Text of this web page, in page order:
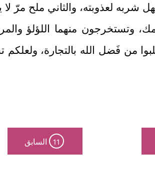
شربه لعذوبته، والثاني ملح
وتستخرجون منهما اللؤلؤ
من فَضل الله بالتجارة،
11 السابق